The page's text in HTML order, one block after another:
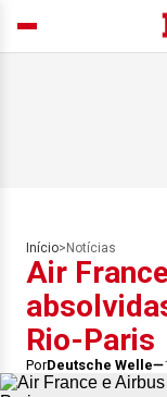
Início> Notícias
Air
Rio-Paris
PorDeutsche Welle